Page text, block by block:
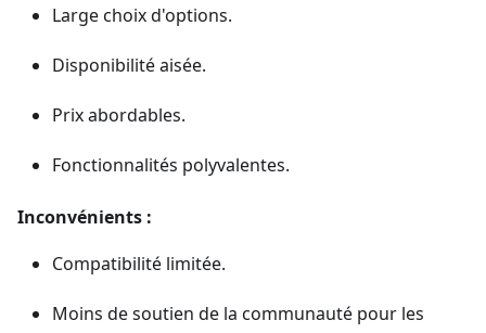
Large choix d'options.
Disponibilité aisée.
Prix abordables.
Fonctionnalités polyvalentes.
Inconvénients :
Compatibilité limitée.
Moins de soutien de la communauté pour les